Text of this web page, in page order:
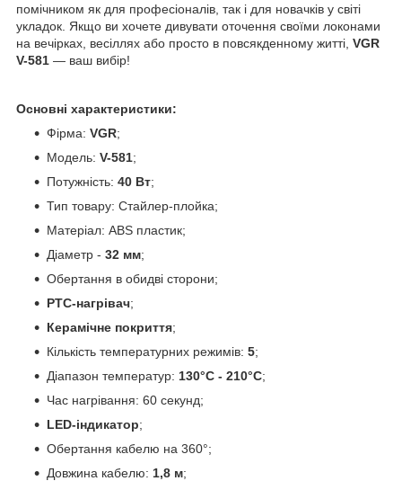
помічником як для професіоналів, так і для новачків у світі
укладок. Якщо ви хочете дивувати оточення своїми локонами
на вечірках, весіллях або просто в повсякденному житті, VGR
V-581 — ваш вибір!
Основні характеристики:
Фірма: VGR;
Модель: V-581;
Потужність: 40 Вт;
Тип товару: Стайлер-плойка;
Матеріал: ABS пластик;
Діаметр - 32 мм;
Обертання в обидві сторони;
PTC-нагрівач;
Керамічне покриття;
Кількість температурних режимів: 5;
Діапазон температур: 130°C - 210°C;
Час нагрівання: 60 секунд;
LED-індикатор;
Обертання кабелю на 360°;
Довжина кабелю: 1,8 м;